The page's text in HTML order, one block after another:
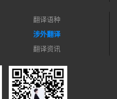
翻译语种
涉外翻译
翻译资讯